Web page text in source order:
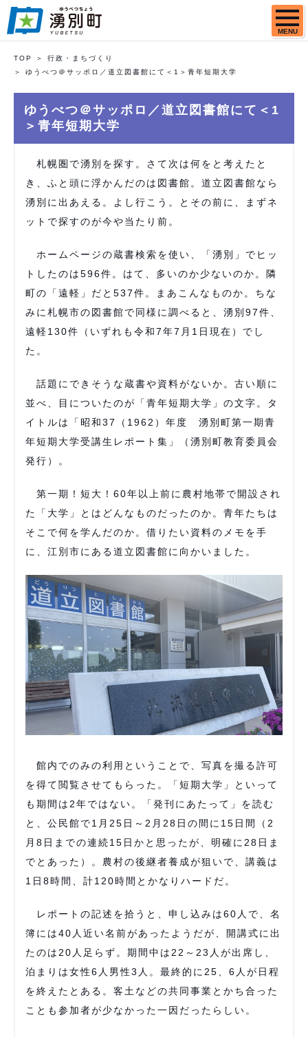
MENU
TOP
行政・まちづくり
ゆうべつ＠サッポロ／道立図書館にて＜1＞青年短期大学
ゆうべつ＠サッポロ／道立図書館にて＜1
＞青年短期大学
札幌圏で湧別を探す。さて次は何をと考えたと
き、ふと頭に浮かんだのは図書館。道立図書館なら
湧別に出あえる。よし行こう。とその前に、まずネ
ットで探すのが今や当たり前。
ホームページの蔵書検索を使い、「湧別」でヒッ
トしたのは596件。はて、多いのか少ないのか。隣
町の「遠軽」だと537件。まあこんなものか。ちな
みに札幌市の図書館で同様に調べると、湧別97件、
遠軽130件（いずれも令和7年7月1日現在）でし
た。
話題にできそうな蔵書や資料がないか。古い順に
並べ、目についたのが「青年短期大学」の文字。タ
イトルは「昭和37（1962）年度 湧別町第一期青
年短期大学受講生レポート集」（湧別町教育委員会
発行）。
第一期！短大！60年以上前に農村地帯で開設され
た「大学」とはどんなものだったのか。青年たちは
そこで何を学んだのか。借りたい資料のメモを手
に、江別市にある道立図書館に向かいました。
館内でのみの利用ということで、写真を撮る許可
を得て閲覧させてもらった。「短期大学」といって
も期間は2年ではない。「発刊にあたって」を読む
と、公民館で1月25日～2月28日の間に15日間（2
月8日までの連続15日かと思ったが、明確に28日ま
でとあった）。農村の後継者養成が狙いで、講義は
1日8時間、計120時間とかなりハードだ。
レポートの記述を拾うと、申し込みは60人で、名
簿には40人近い名前があったようだが、開講式に出
たのは20人足らず。期間中は22～23人が出席し、
泊まりは女性6人男性3人。最終的に25、6人が日程
を終えたとある。客土などの共同事業とかち合った
ことも参加者が少なかった一因だったらしい。